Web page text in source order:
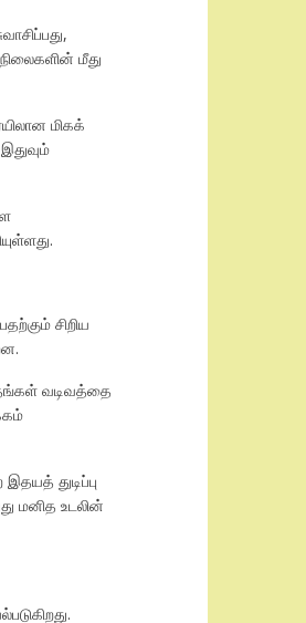
மீது
மிகக்
சிறிய
வடிவத்தை
துடிப்பு
மனித உடலின்